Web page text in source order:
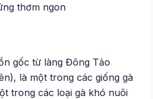
thơm ngon
gốc từ làng Đông Tảo
là một trong các giống gà
trong các loại gà khó nuôi